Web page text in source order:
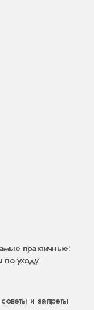
практичные:
по уходу
и запреты